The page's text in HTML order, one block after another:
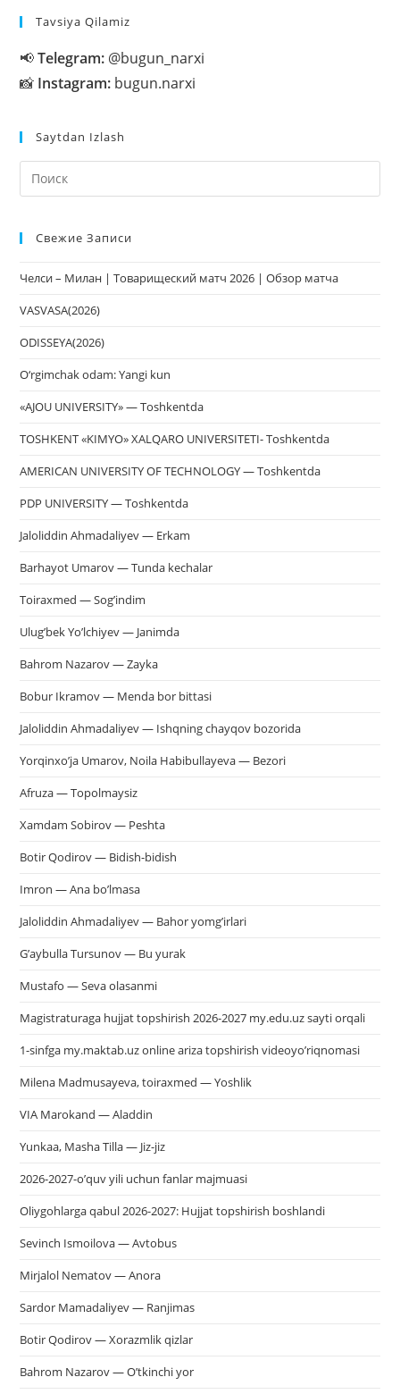
Tavsiya Qilamiz
📢Telegram: @bugun_narxi
📸 Instagram: bugun.narxi
Saytdan Izlash
Свежие Записи
Челси – Милан | Товарищеский матч 2026 | Обзор матча
VASVASA(2026)
ODISSEYA(2026)
O‘rgimchak odam: Yangi kun
«AJOU UNIVERSITY» — Toshkentda
TOSHKENT «KIMYO» XALQARO UNIVERSITETI- Toshkentda
AMERICAN UNIVERSITY OF TECHNOLOGY — Toshkentda
PDP UNIVERSITY — Toshkentda
Jaloliddin Ahmadaliyev — Erkam
Barhayot Umarov — Tunda kechalar
Toiraxmed — Sog’indim
Ulug’bek Yo’lchiyev — Janimda
Bahrom Nazarov — Zayka
Bobur Ikramov — Menda bor bittasi
Jaloliddin Ahmadaliyev — Ishqning chayqov bozorida
Yorqinxo’ja Umarov, Noila Habibullayeva — Bezori
Afruza — Topolmaysiz
Xamdam Sobirov — Peshta
Botir Qodirov — Bidish-bidish
Imron — Ana bo’lmasa
Jaloliddin Ahmadaliyev — Bahor yomg’irlari
G’aybulla Tursunov — Bu yurak
Mustafo — Seva olasanmi
Magistraturaga hujjat topshirish 2026-2027 my.edu.uz sayti orqali
1-sinfga my.maktab.uz online ariza topshirish videoyo’riqnomasi
Milena Madmusayeva, toiraxmed — Yoshlik
VIA Marokand — Aladdin
Yunkaa, Masha Tilla — Jiz-jiz
2026-2027-o’quv yili uchun fanlar majmuasi
Oliygohlarga qabul 2026-2027: Hujjat topshirish boshlandi
Sevinch Ismoilova — Avtobus
Mirjalol Nematov — Anora
Sardor Mamadaliyev — Ranjimas
Botir Qodirov — Xorazmlik qizlar
Bahrom Nazarov — O’tkinchi yor